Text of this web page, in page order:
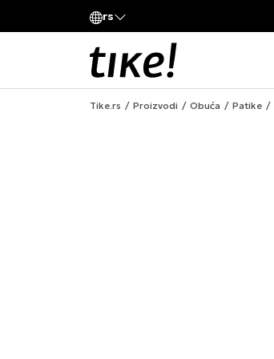
rs
Tike.rs Proizvodi Obuća Patike